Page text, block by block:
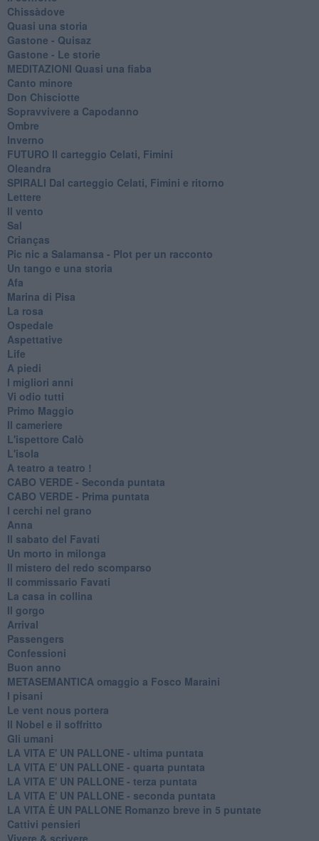
Chissàdove
Quasi una storia
Gastone - Quisaz
Gastone - Le storie
MEDITAZIONI Quasi una fiaba
Canto minore
Don Chisciotte
Sopravvivere a Capodanno
Ombre
Inverno
FUTURO Il carteggio Celati, Fimini
Oleandra
SPIRALI Dal carteggio Celati, Fimini e ritorno
Lettere
Il vento
Sal
Crianças
Pic nic a Salamansa - Plot per un racconto
Un tango e una storia
Afa
Marina di Pisa
La rosa
Ospedale
Aspettative
Life
A piedi
I migliori anni
Vi odio tutti
Primo Maggio
Il cameriere
L'ispettore Calò
L'isola
A teatro a teatro !
CABO VERDE - Seconda puntata
CABO VERDE - Prima puntata
I cerchi nel grano
Anna
Il sabato del Favati
Un morto in milonga
Il mistero del redo scomparso
Il commissario Favati
La casa in collina
Il gorgo
Arrival
Passengers
Confessioni
Buon anno
METASEMANTICA omaggio a Fosco Maraini
I pisani
Le vent nous portera
Il Nobel e il soffritto
Gli umani
LA VITA E' UN PALLONE - ultima puntata
LA VITA E' UN PALLONE - quarta puntata
LA VITA E' UN PALLONE - terza puntata
LA VITA E' UN PALLONE - seconda puntata
LA VITA È UN PALLONE Romanzo breve in 5 puntate
Cattivi pensieri
Vivere & scrivere